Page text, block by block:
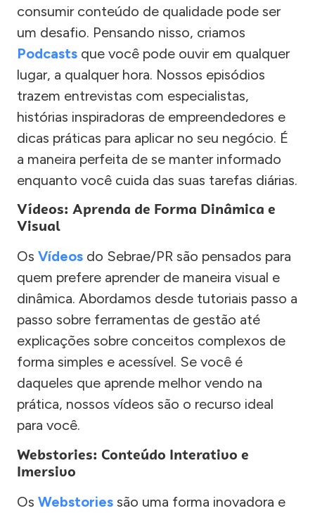
consumir conteúdo de qualidade pode ser
um desafio. Pensando nisso, criamos
Podcasts que você pode ouvir em qualquer
lugar, a qualquer hora. Nossos episódios
trazem entrevistas com especialistas,
histórias inspiradoras de empreendedores e
dicas práticas para aplicar no seu negócio. É
a maneira perfeita de se manter informado
enquanto você cuida das suas tarefas diárias.
Vídeos: Aprenda de Forma Dinâmica e
Visual
Os Vídeos do Sebrae/PR são pensados para
quem prefere aprender de maneira visual e
dinâmica. Abordamos desde tutoriais passo a
passo sobre ferramentas de gestão até
explicações sobre conceitos complexos de
forma simples e acessível. Se você é
daqueles que aprende melhor vendo na
prática, nossos vídeos são o recurso ideal
para você.
Webstories: Conteúdo Interativo e
Imersivo
Os Webstories são uma forma inovadora e